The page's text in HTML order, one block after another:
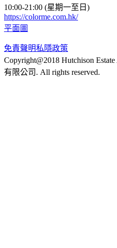
10:00-21:00 (星期一至日)
https://colorme.com.hk/
平面圖
免責聲明私隱政策
Copyright@2018 Hutchison
有限公司. All rights reserved.